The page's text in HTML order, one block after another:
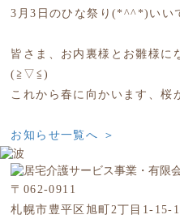
3月3日のひな祭り(*^^*)いい
皆さま、お内裏様とお雛様に
(≧▽≦)
これから春に向かいます、桜
お知らせ一覧へ ＞
〒062-0911
札幌市豊平区旭町2丁目1-15-